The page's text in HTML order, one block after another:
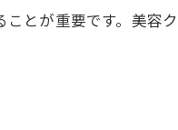
とが重要です。美容